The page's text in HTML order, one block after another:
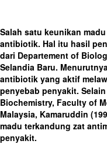
Salah satu keunikan
antibiotik. Hal itu hasil
dari Departement of
Selandia Baru.
antibiotik yang aktif
penyebab penyakit.
Biochemistry, Faculty of
Malaysia, Kamaruddin
madu terkandung zat
penyakit.